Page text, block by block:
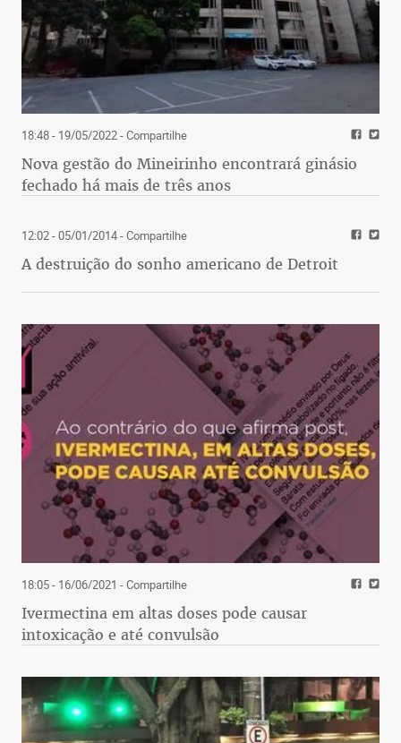
18:48 - 19/05/2022- Compartilhe
Nova gestão do Mineirinho encontrará ginásio
fechado há mais de três anos
12:02 - 05/01/2014- Compartilhe
A destruição do sonho americano de Detroit
18:05 - 16/06/2021 - Compartilhe
Ivermectina em altas doses pode causar
intoxicação e até convulsão